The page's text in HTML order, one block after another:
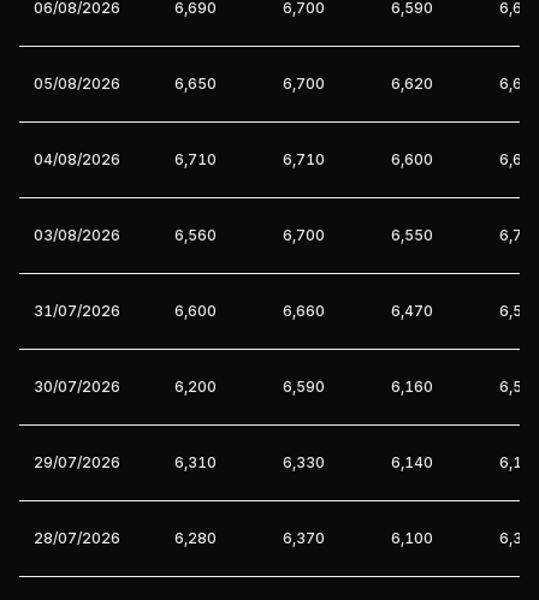
06/08/2026 6,690 6,700 6,590
05/08/2026 6,650 6,700 6,620
04/08/2026 6,710 6,710 6,600
03/08/2026 6,560 6,700 6,550
31/07/2026 6,600 6,660 6,470
30/07/2026 6,200 6,590 6,160
29/07/2026 6,310 6,330 6,140
28/07/2026 6,280 6,370 6,100